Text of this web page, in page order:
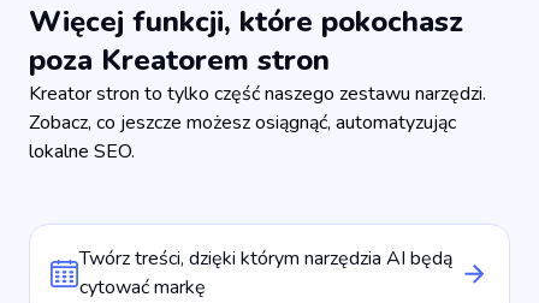
Więcej funkcji, które pokochasz
poza Kreatorem stron
Kreator stron to tylko część naszego zestawu narzędzi.
Zobacz, co jeszcze możesz osiągnąć, automatyzując
lokalne SEO.
Twórz treści, dzięki którym narzędzia AI będą
cytować markę